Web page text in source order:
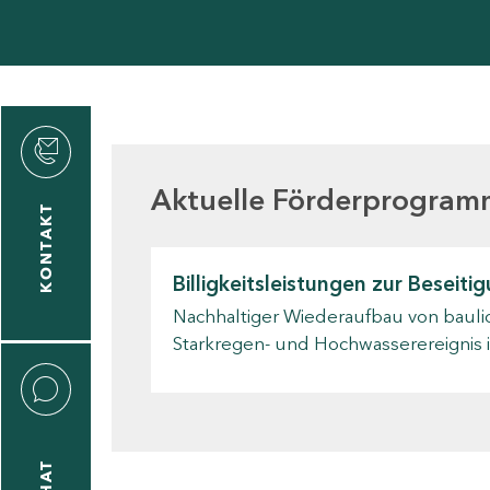
KONTAKT
Aktuelle
Billigkeitsleistungen zur
Nachhaltiger Wiederaufbau von
Starkregen- und